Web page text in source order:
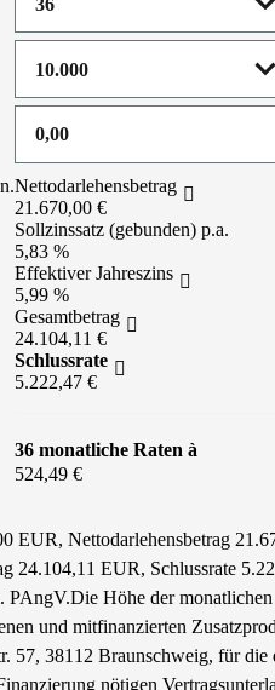
Nettodarlehensbetrag
21.670,00 €
Sollzinssatz (gebunden) p.a.
5,83 %
Effektiver Jahreszins
5,99 %
Gesamtbetrag
24.104,11 €
Schlussrate
5.222,47 €
36 monatliche Raten à
524,49 €
EUR, Nettodarlehensbetrag
24.104,11 EUR, Schlussrate
PAngV.Die Höhe der
und mitfinanzierten
57, 38112 Braunschweig, für die
nötigen